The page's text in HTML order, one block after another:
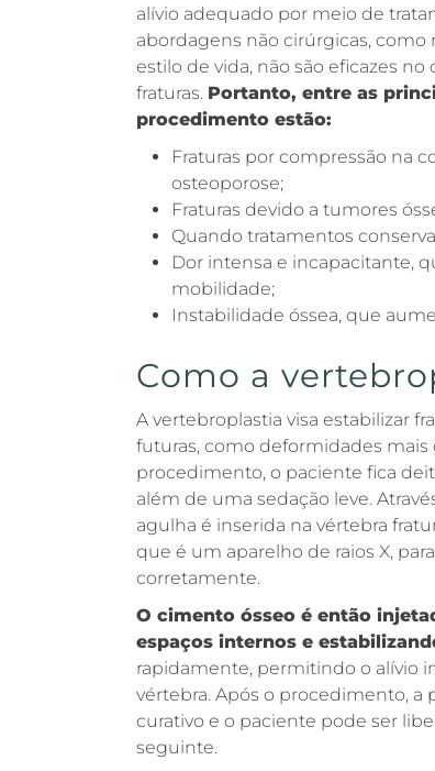
alívio adequado por meio de
abordagens não cirúrgicas,
estilo de vida, não são eficazes
fraturas. Portanto, entre as
procedimento estão:
Fraturas por compressão na
osteoporose;
Fraturas devido a tumores
Quando tratamentos
Dor intensa e incapacitante,
mobilidade;
Instabilidade óssea, que
Como a
A vertebroplastia visa estabilizar
futuras, como deformidades mais
procedimento, o paciente fica
além de uma sedação leve.
agulha é inserida na vértebra
que é um aparelho de raios X,
corretamente.
O cimento ósseo é então
espaços internos e
rapidamente, permitindo o alívio
vértebra. Após o procedimento,
curativo e o paciente pode ser
seguinte.